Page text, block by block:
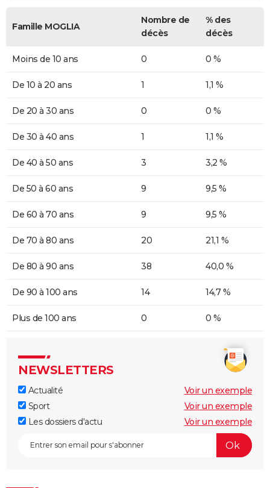
Famille MOGLIA
Nombre de
décès
% des
décès
Moins de 10 ans 0 0 %
De 10 à 20 ans 1 1,1 %
De 20 à 30 ans 0 0 %
De 30 à 40 ans 1 1,1 %
De 40 à 50 ans 3 3,2 %
De 50 à 60 ans 9 9,5 %
De 60 à 70 ans 9 9,5 %
De 70 à 80 ans 20 21,1 %
De 80 à 90 ans 38 40,0 %
De 90 à 100 ans 14 14,7 %
Plus de 100 ans 0 0 %
NEWSLETTERS
Actualité
Voir un exemple
Sport
Voir un exemple
Les dossiers d'actu
Voir un exemple